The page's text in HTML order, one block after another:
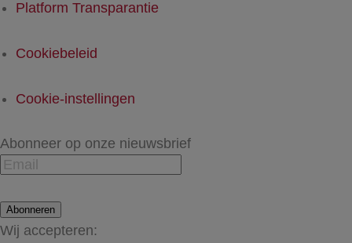
Platform Transparantie
Cookiebeleid
Cookie-instellingen
Abonneer op onze nieuwsbrief
Abonneren
Wij accepteren: